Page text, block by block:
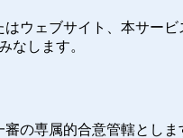
ウェブサイト、本サー
なします。
の専属的合意管轄としま